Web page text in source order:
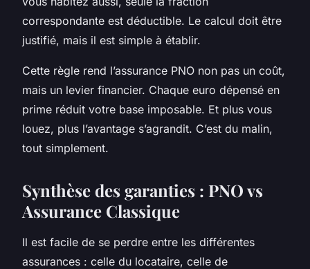
correspondante est déductible. Le calcul doit être
justifié, mais il est simple à établir.
Cette règle rend l’assurance PNO non pas un coût,
mais un levier financier. Chaque euro dépensé en
prime réduit votre base imposable. Et plus vous
louez, plus l’avantage s’agrandit. C’est du malin,
tout simplement.
Synthèse des garanties : PNO vs
Assurance Classique
Il est facile de se perdre entre les différentes
assurances : celle du locataire, celle de